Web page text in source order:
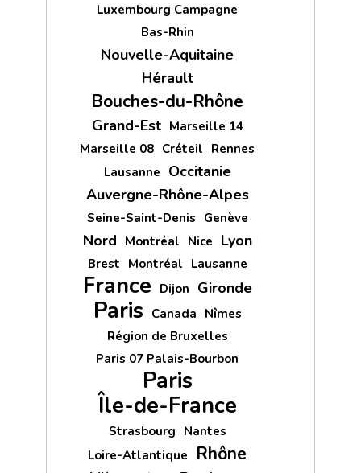
Luxembourg Campagne
Bas-Rhin
Nouvelle-Aquitaine
Hérault
Bouches-du-Rhône
Grand-Est Marseille 14
Marseille 08 Créteil Rennes
Lausanne Occitanie
Auvergne-Rhône-Alpes
Seine-Saint-Denis Genève
Nord Montréal Nice Lyon
Brest Montréal Lausanne
France Dijon Gironde
Paris Canada Nîmes
Région de Bruxelles
Paris 07 Palais-Bourbon
Paris
Île-de-France
Strasbourg Nantes
Loire-Atlantique
Rhône